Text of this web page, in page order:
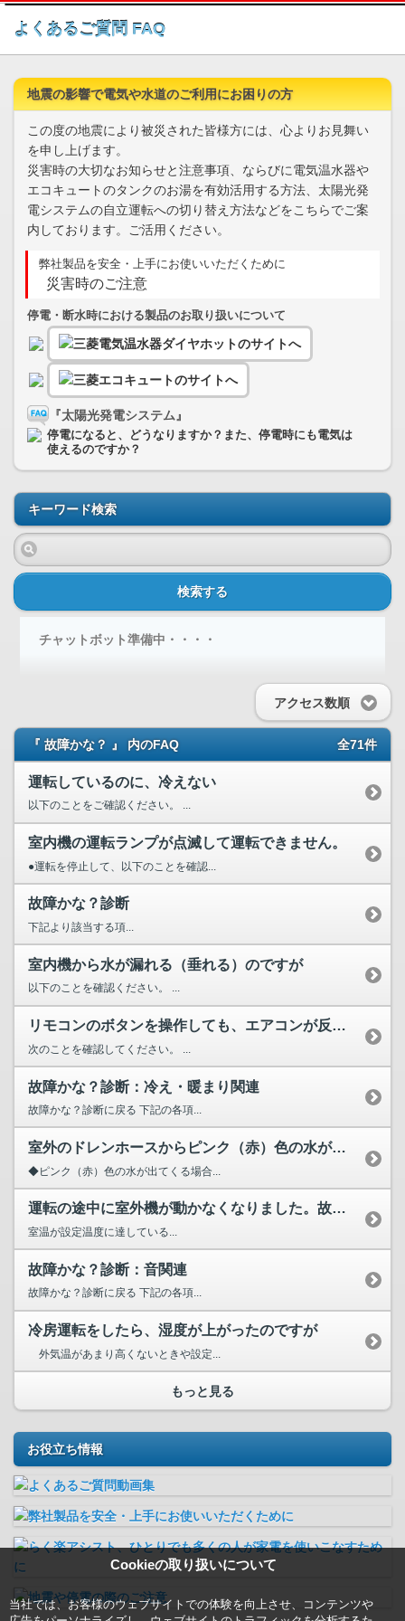
このページの本文へ
よくあるご質問 FAQ
Cookieの取り扱いについて
当社では、お客様のウェブサイトでの体験を向上させ、コンテンツや
地震の影響で電気や水道のご利用にお困りの方
この度の地震により被災された皆様方には、心よりお見舞い
を申し上げます。
災害時の大切なお知らせと注意事項、ならびに電気温水器や
エコキュートのタンクのお湯を有効活用する方法、太陽光発
電システムの自立運転への切り替え方法などをこちらでご案
内しております。ご活用ください。
弊社製品を安全・上手にお使いいただくために
災害時のご注意
停電・断水時における製品のお取り扱いについて
『太陽光発電システム』
停電になると、どうなりますか？また、停電時にも電気は
使えるのですか？
キーワード検索
検索する
チャットボット準備中・・・・
アクセス数順
『 故障かな？ 』 内のFAQ 全71件
運転しているのに、冷えない
以下のことをご確認ください。 ...
室内機の運転ランプが点滅して運転できません。
●運転を停止して、以下のことを確認...
故障かな？診断
下記より該当する項...
室内機から水が漏れる（垂れる）のですが
以下のことを確認ください。 ...
リモコンのボタンを操作しても、エアコンが反応しない
次のことを確認してください。 ...
故障かな？診断：冷え・暖まり関連
故障かな？診断に戻る 下記の各項...
室外のドレンホースからピンク（赤）色の水が出てくるのですが
◆ピンク（赤）色の水が出てくる場合...
運転の途中に室外機が動かなくなりました。故障ですか？
室温が設定温度に達している...
故障かな？診断：音関連
故障かな？診断に戻る 下記の各項...
冷房運転をしたら、湿度が上がったのですが
外気温があまり高くないときや設定...
もっと見る
お役立ち情報